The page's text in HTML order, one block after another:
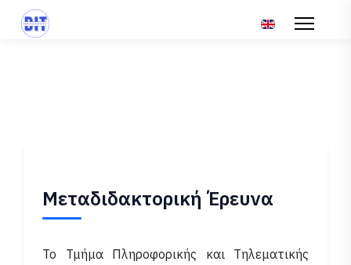
Επιλέξτε τη
Μεταδιδακτορική Έρευνα
Το Τμήμα Πληροφορικής και Τηλεματικής